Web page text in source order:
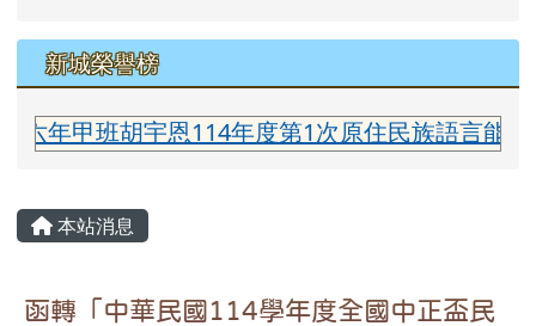
新城榮譽榜
甲班胡宇恩114年度第1次原住民族語言能力認證
主內容區域
本站消息
函轉「中華民國114學年度全國中正盃民